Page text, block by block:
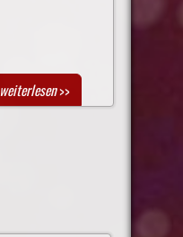
weiterlesen>>